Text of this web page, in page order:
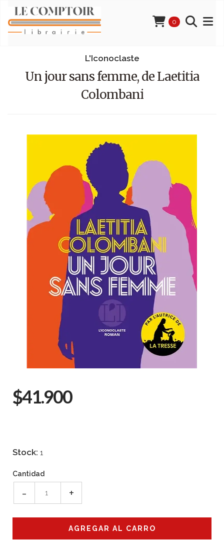
0
L'Iconoclaste
Un jour sans femme, de Laetitia
Colombani
$41.900
Stock: 1
Cantidad
- +